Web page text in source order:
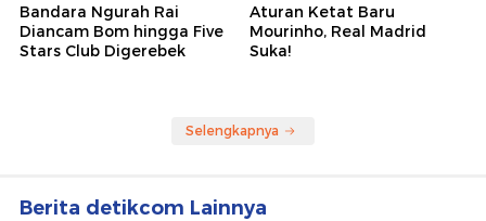
Bandara Ngurah Rai
Diancam Bom hingga Five
Stars Club Digerebek
Aturan Ketat Baru
Mourinho, Real Madrid
Suka!
Selengkapnya
Berita detikcom Lainnya